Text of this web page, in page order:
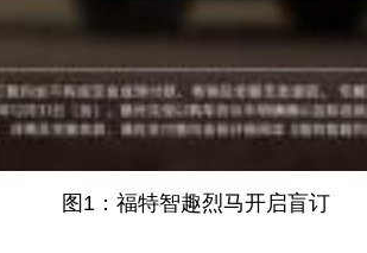
图 1：福特智趣烈马开启盲订